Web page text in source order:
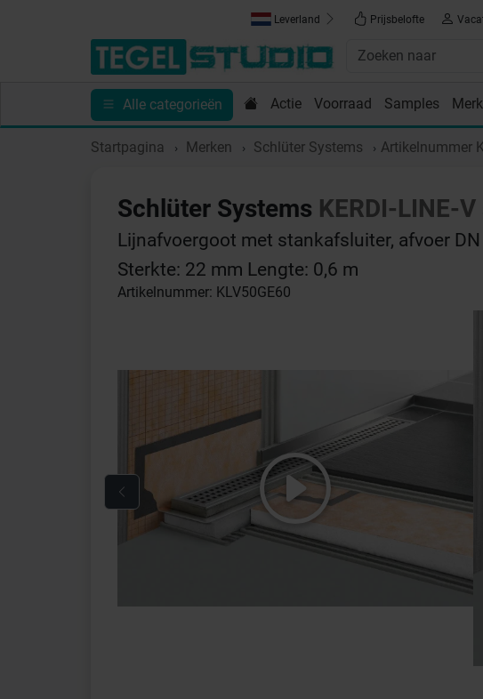
Leverland Prijsbelofte
Alle categorieën Actie Voorraad Samples
Toebehoren Sanitair Tips en Inspiratie Showroom
Startpagina Merken Schlüter Systems Artikelnummer
Schlüter Systems KERDI-LINE-V
Lijnafvoergoot met stankafsluiter, afvoer
Sterkte: 22 mm Lengte: 0,6 m
Artikelnummer: KLV50GE60